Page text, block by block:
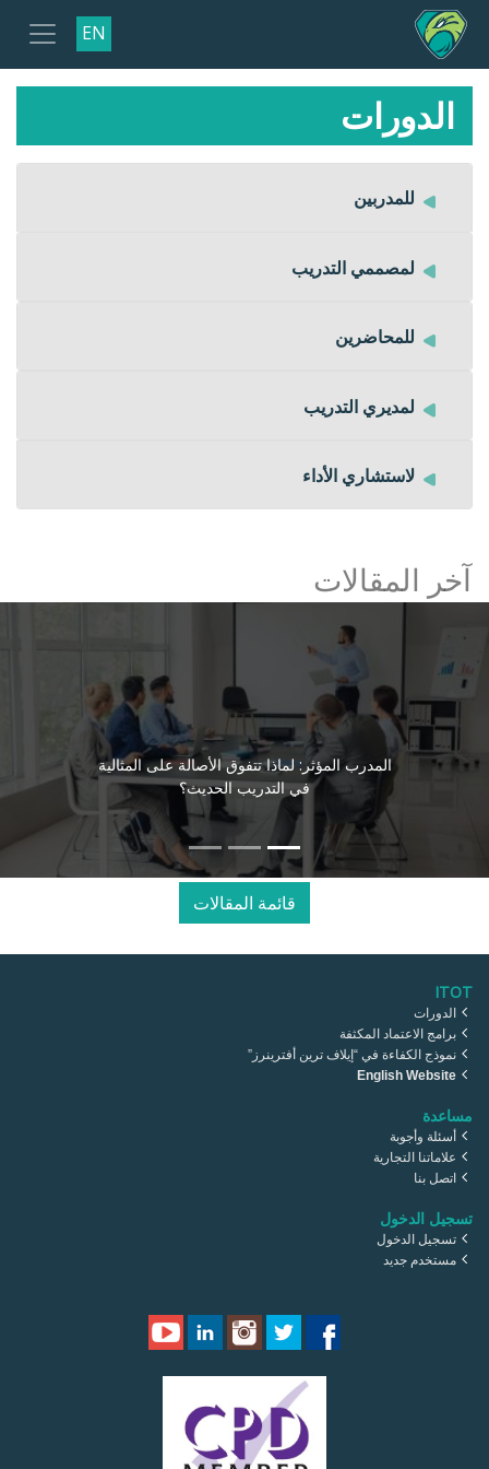
EN
الدورات
آخر المقالات
المدرب المؤثر: لماذا تتفوق الأصالة على المثالية
في التدريب الحديث؟
قائمة المقالات
ITOT
الدورات
برامج الاعتماد المكثفة
نموذج الكفاءة في “إيلاف ترين أفترينرز”
English Website
مساعدة
أسئلة وأجوبة
علاماتنا التجارية
اتصل بنا
تسجيل الدخول
تسجيل الدخول
مستخدم جديد